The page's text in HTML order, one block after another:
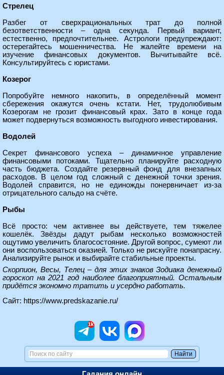
Стрелец
Разбег от сверхрациональных трат до полной
безответственности – одна секунда. Первый вариант,
естественно, предпочтительнее. Астрологи предупреждают:
остерегайтесь мошенничества. Не жалейте времени на
изучение финансовых документов. Вычитывайте всё.
Консультируйтесь с юристами.
Козерог
Попробуйте немного накопить, в определённый момент
сбережения окажутся очень кстати. Нет, трудолюбивым
Козерогам не грозит финансовый крах. Зато в конце года
может подвернуться возможность выгодного инвестирования.
Водолей
Секрет финансового успеха – динамичное управление
финансовыми потоками. Тщательно планируйте расходную
часть бюджета. Создайте резервный фонд для внезапных
расходов. В целом год сложный с денежной точки зрения.
Водолей справится, но не единожды понервничает из-за
отрицательного сальдо на счёте.
Рыбы
Всё просто: чем активнее вы действуете, тем тяжелее
кошелёк. Звёзды дадут рыбам несколько возможностей
ощутимо увеличить благосостояние. Другой вопрос, сумеют ли
они воспользоваться оказией. Только не рискуйте понапрасну.
Анализируйте рынок и выбирайте стабильные проекты.
Скорпион, Весы, Телец – для этих знаков Зодиака денежный
гороскоп на 2021 год наиболее благоприятный. Остальным
придётся экономно тратить и усердно работать.
Сайт: https://www.predskazanie.ru/